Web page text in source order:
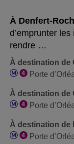
À Denfert-
d’emprunter
rendre …
À destination de
Porte
À destination de
Porte
À destination de
Porte